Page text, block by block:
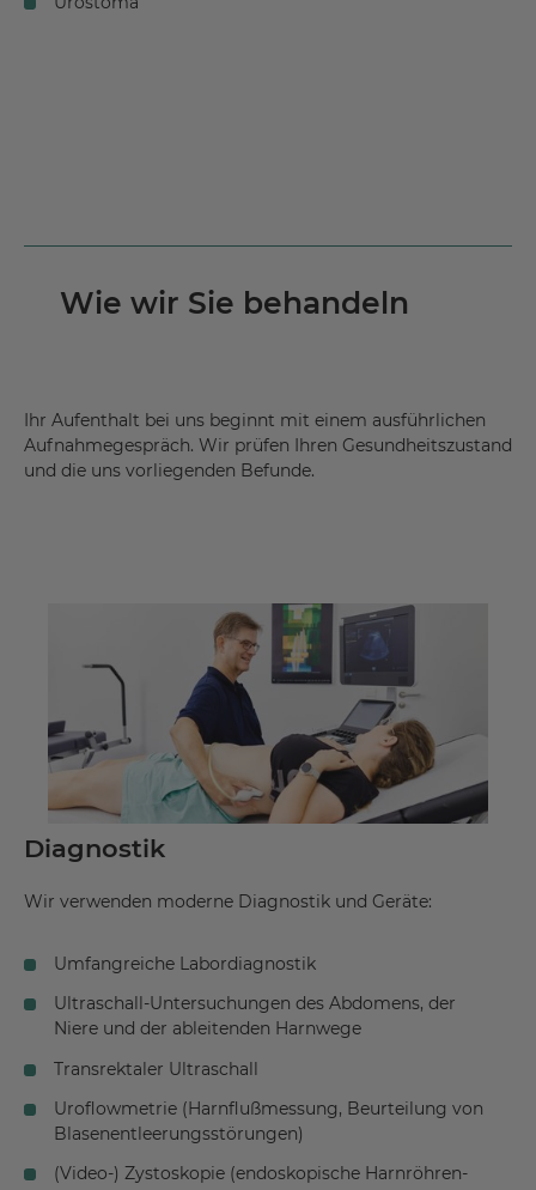
Wie wir Sie behandeln
Ihr Aufenthalt bei uns beginnt mit einem ausführlichen
Aufnahmegespräch. Wir prüfen Ihren Gesundheitszustand
und die uns vorliegenden Befunde.
Diagnostik
Wir verwenden moderne Diagnostik und Geräte:
Umfangreiche Labordiagnostik
Ultraschall-Untersuchungen des Abdomens, der
Niere und der ableitenden Harnwege
Transrektaler Ultraschall
Uroflowmetrie (Harnflußmessung, Beurteilung von
Blasenentleerungsstörungen)
(Video-) Zystoskopie (endoskopische Harnröhren-